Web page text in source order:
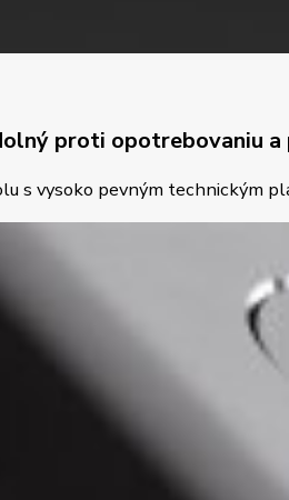
proti opotrebovaniu a
s vysoko pevným technickým